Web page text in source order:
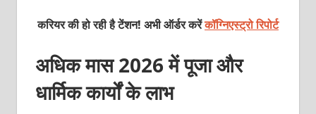
करियर की हो रही है टेंशन! अभी ऑर्डर करेंकॉग्निएस्ट्रो रिपोर्ट
अधिक मास 2026 में पूजा और
धार्मिक कार्यों के लाभ